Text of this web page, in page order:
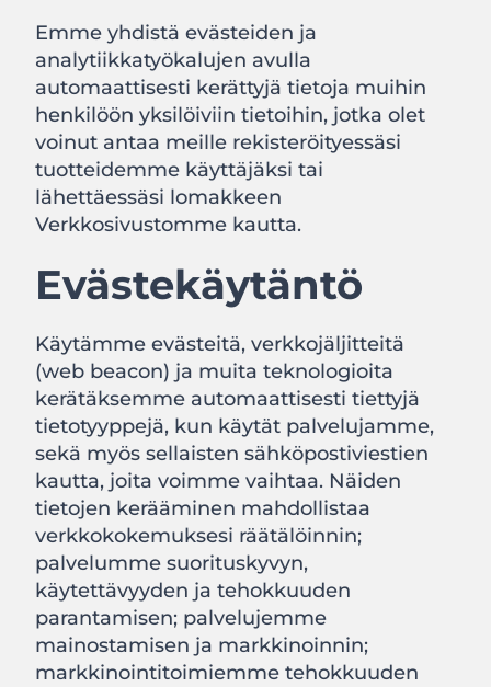
Emme yhdistä evästeiden ja
analytiikkatyökalujen avulla
automaattisesti kerättyjä tietoja muihin
henkilöön yksilöiviin tietoihin, jotka olet
voinut antaa meille rekisteröityessäsi
tuotteidemme käyttäjäksi tai
lähettäessäsi lomakkeen
Verkkosivustomme kautta.
Evästekäytäntö
Käytämme evästeitä, verkkojäljitteitä
(web beacon) ja muita teknologioita
kerätäksemme automaattisesti tiettyjä
tietotyyppejä, kun käytät palvelujamme,
sekä myös sellaisten sähköpostiviestien
kautta, joita voimme vaihtaa. Näiden
tietojen kerääminen mahdollistaa
verkkokokemuksesi räätälöinnin;
palvelumme suorituskyvyn,
käytettävyyden ja tehokkuuden
parantamisen; palvelujemme
mainostamisen ja markkinoinnin;
markkinointitoimiemme tehokkuuden